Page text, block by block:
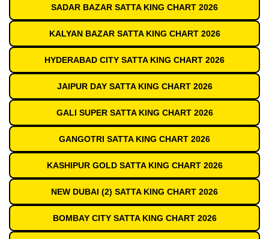
SADAR BAZAR SATTA KING CHART 2026
KALYAN BAZAR SATTA KING CHART 2026
HYDERABAD CITY SATTA KING CHART 2026
JAIPUR DAY SATTA KING CHART 2026
GALI SUPER SATTA KING CHART 2026
GANGOTRI SATTA KING CHART 2026
KASHIPUR GOLD SATTA KING CHART 2026
NEW DUBAI (2) SATTA KING CHART 2026
BOMBAY CITY SATTA KING CHART 2026